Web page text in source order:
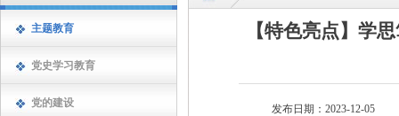
主题教育
党史学习教育
党的建设
【特色亮点】学
发布日期：2023-12-05